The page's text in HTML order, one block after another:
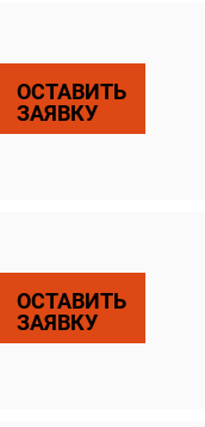
ОСТАВИТЬ
ЗАЯВКУ
ОСТАВИТЬ
ЗАЯВКУ